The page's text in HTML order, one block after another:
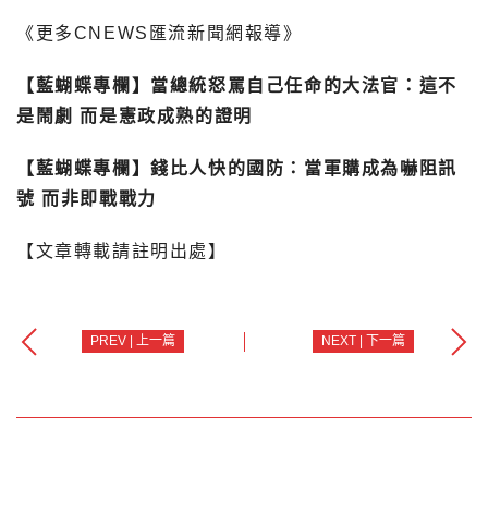
《更多CNEWS匯流新聞網報導》
【藍蝴蝶專欄】當總統怒罵自己任命的大法官：這不
是鬧劇 而是憲政成熟的證明
【藍蝴蝶專欄】錢比人快的國防：當軍購成為嚇阻訊
號 而非即戰戰力
【文章轉載請註明出處】
PREV | 上一篇 NEXT | 下一篇